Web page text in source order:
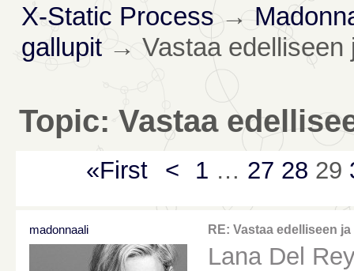
X-Static Process →
gallupit→ Vastaa
Topic: Vastaa
«First < 1 … 27 28 29
madonnaali RE: Vastaa edelliseen
Lana Del